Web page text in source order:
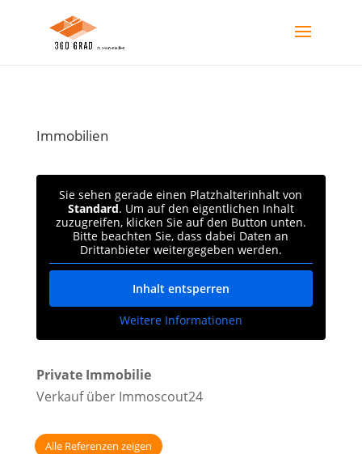
Immobilien
Sie sehen gerade einen Platzhalterinhalt von
Standard. Um auf den eigentlichen Inhalt
zuzugreifen, klicken Sie auf den Button unten.
Bitte beachten Sie, dass dabei Daten an
Drittanbieter weitergegeben werden.
Inhalt entsperren
Weitere Informationen
Private Immobilie
Verkauf über Immoscout24
Alle Referenzen zeigen